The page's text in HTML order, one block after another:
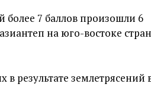
7 баллов произошли 6
на юго-востоке
результате землетрясений